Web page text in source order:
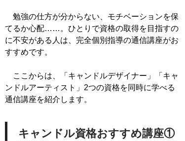
勉強の仕方が分からない、モチベーションを保
てるか心配……。ひとりで資格の取得を目指すの
に不安がある人は、完全個別指導の通信講座がお
すすめです。
ここからは、「キャンドルデザイナー」「キャ
ンドルアーティスト」2つの資格を同時に学べる
通信講座を紹介します。
キャンドル資格おすすめ講座①